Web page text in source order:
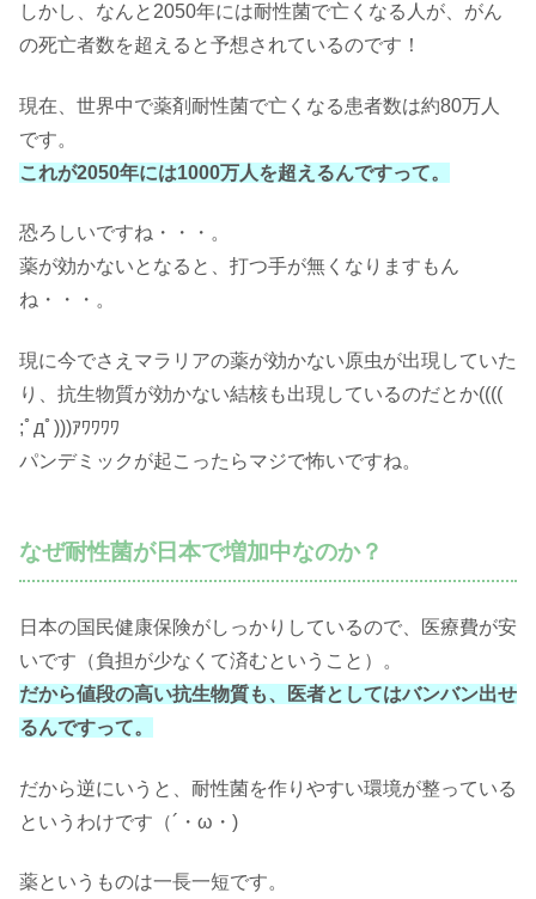
しかし、なんと2050年には耐性菌で亡くなる人が、がん
の死亡者数を超えると予想されているのです！
現在、世界中で薬剤耐性菌で亡くなる患者数は約80万人
です。
これが2050年には1000万人を超えるんですって。
恐ろしいですね・・・。
薬が効かないとなると、打つ手が無くなりますもん
ね・・・。
現に今でさえマラリアの薬が効かない原虫が出現していた
り、抗生物質が効かない結核も出現しているのだとか((((
;ﾟдﾟ)))ｱﾜﾜﾜﾜ
パンデミックが起こったらマジで怖いですね。
なぜ耐性菌が日本で増加中なのか？
日本の国民健康保険がしっかりしているので、医療費が安
いです（負担が少なくて済むということ）。
だから値段の高い抗生物質も、医者としてはバンバン出せ
るんですって。
だから逆にいうと、耐性菌を作りやすい環境が整っている
というわけです（´・ω・)
薬というものは一長一短です。